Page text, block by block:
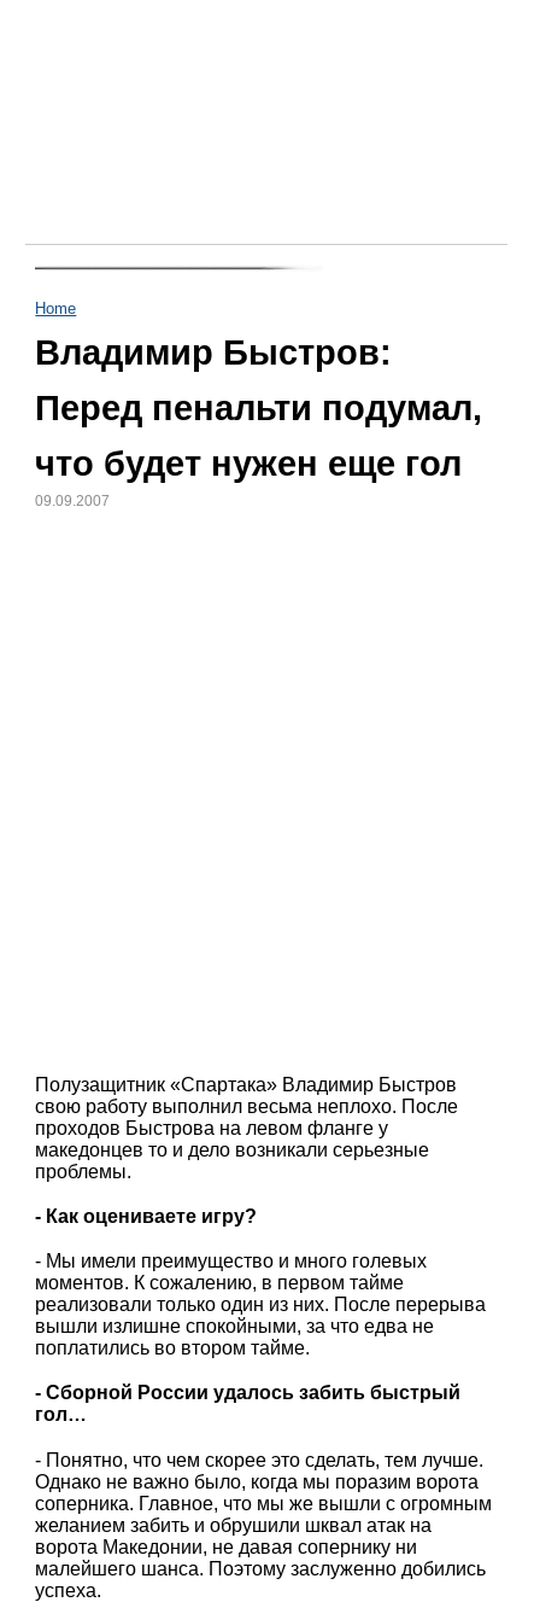
Home
Владимир Быстров:
Перед пенальти подумал,
что будет нужен еще гол
09.09.2007
Полузащитник «Спартака» Владимир Быстров
свою работу выполнил весьма неплохо. После
проходов Быстрова на левом фланге у
македонцев то и дело возникали серьезные
проблемы.
- Как оцениваете игру?
- Мы имели преимущество и много голевых
моментов. К сожалению, в первом тайме
реализовали только один из них. После перерыва
вышли излишне спокойными, за что едва не
поплатились во втором тайме.
- Сборной России удалось забить быстрый
гол…
- Понятно, что чем скорее это сделать, тем лучше.
Однако не важно было, когда мы поразим ворота
соперника. Главное, что мы же вышли с огромным
желанием забить и обрушили шквал атак на
ворота Македонии, не давая сопернику ни
малейшего шанса. Поэтому заслуженно добились
успеха.